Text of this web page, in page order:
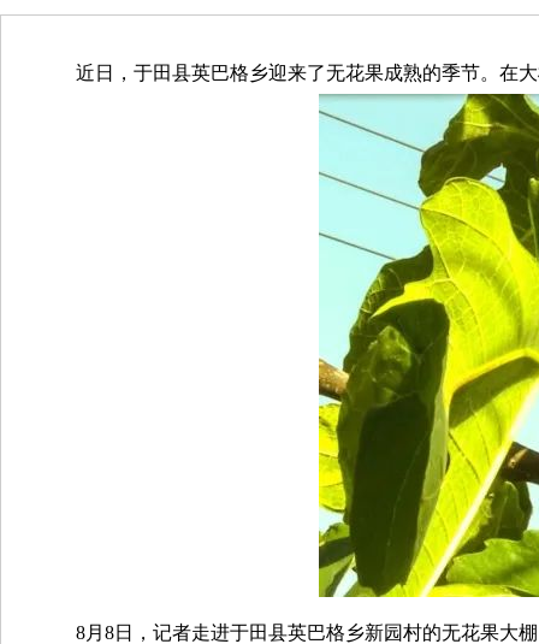
近日，于田县英巴格乡迎来了无花果成熟的季节。在大
8月8日，记者走进于田县英巴格乡新园村的无花果大棚